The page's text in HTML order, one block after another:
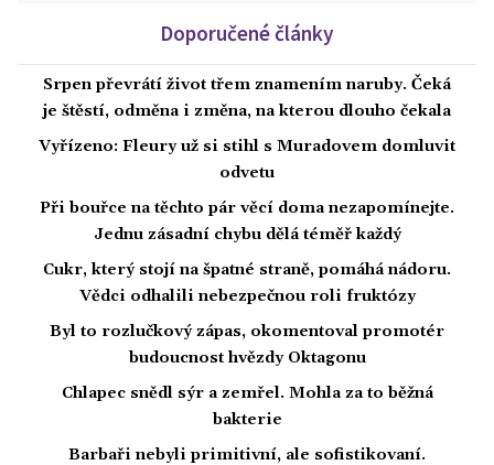
Doporučené články
Srpen převrátí život třem znamením naruby. Čeká
je štěstí, odměna i změna, na kterou dlouho čekala
Vyřízeno: Fleury už si stihl s Muradovem domluvit
odvetu
Při bouřce na těchto pár věcí doma nezapomínejte.
Jednu zásadní chybu dělá téměř každý
Cukr, který stojí na špatné straně, pomáhá nádoru.
Vědci odhalili nebezpečnou roli fruktózy
Byl to rozlučkový zápas, okomentoval promotér
budoucnost hvězdy Oktagonu
Chlapec snědl sýr a zemřel. Mohla za to běžná
bakterie
Barbaři nebyli primitivní, ale sofistikovaní.